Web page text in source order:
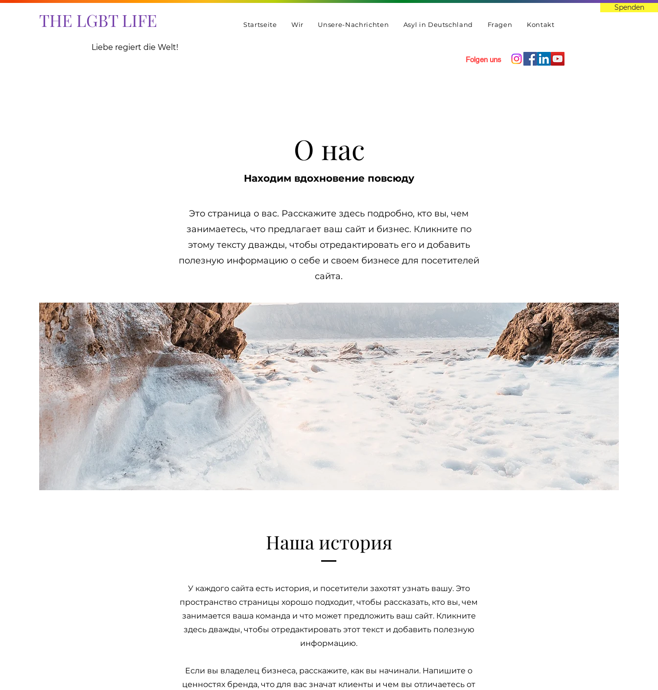
THE LGBT LIFE
Liebe regiert die Welt!
Startseite Wir Unsere-Nachrichten Asyl in Deutschland Fragen Kontakt
Spenden
Folgen uns
О нас
Находим вдохновение повсюду
Это страница о вас. Расскажите здесь подробно, кто вы, чем
занимаетесь, что предлагает ваш сайт и бизнес. Кликните по
этому тексту дважды, чтобы отредактировать его и добавить
полезную информацию о себе и своем бизнесе для посетителей
сайта.
Наша история
У каждого сайта есть история, и посетители захотят узнать вашу. Это
пространство страницы хорошо подходит, чтобы рассказать, кто вы, чем
занимается ваша команда и что может предложить ваш сайт. Кликните
здесь дважды, чтобы отредактировать этот текст и добавить полезную
информацию.
Если вы владелец бизнеса, расскажите, как вы начинали. Напишите о
ценностях бренда, что для вас значат клиенты и чем вы отличаетесь от